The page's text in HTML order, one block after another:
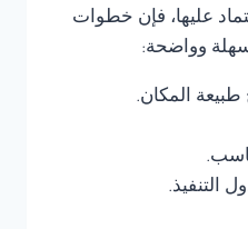
عليها، فإن خطوات
وواضحة:
المكان.
التنفيذ.